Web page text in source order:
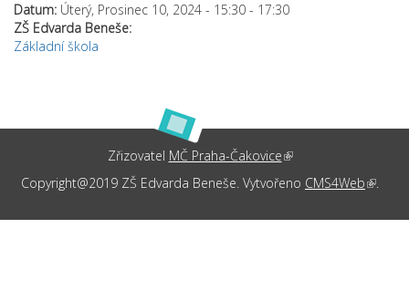
Datum: Úterý, Prosinec 10, 2024 - 15:30 - 17:30
ZŠ Edvarda Beneše:
Základní škola
Zřizovatel MČ Praha-Čakovice(link is external)
Copyright@2019 ZŠ Edvarda Beneše. Vytvořeno CMS4Web (link is
.